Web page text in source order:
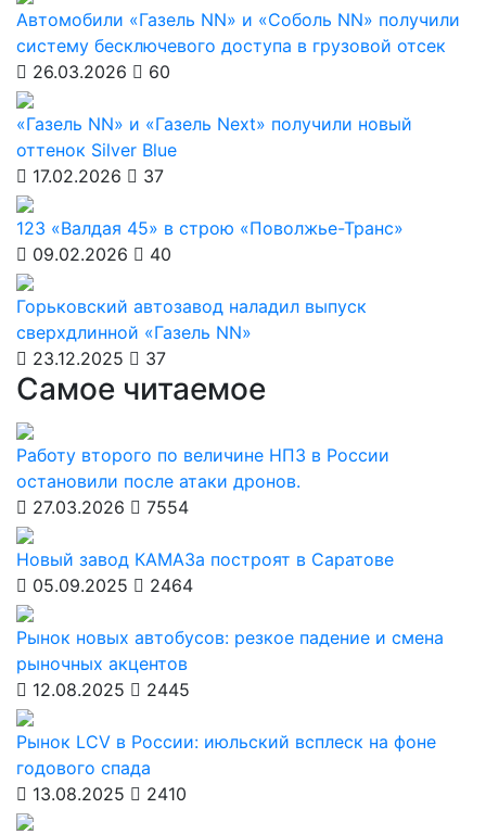
Автомобили «Газель NN» и «Соболь NN» получили
систему бесключевого доступа в грузовой отсек
26.03.2026
60
«Газель NN» и «Газель Next» получили новый
оттенок Silver Blue
17.02.2026
37
123 «Валдая 45» в строю «Поволжье-Транс»
09.02.2026
40
Горьковский автозавод наладил выпуск
сверхдлинной «Газель NN»
23.12.2025
37
Самое читаемое
Работу второго по величине НПЗ в России
остановили после атаки дронов.
27.03.2026
7554
Новый завод КАМАЗа построят в Саратове
05.09.2025
2464
Рынок новых автобусов: резкое падение и смена
рыночных акцентов
12.08.2025
2445
Рынок LCV в России: июльский всплеск на фоне
годового спада
13.08.2025
2410